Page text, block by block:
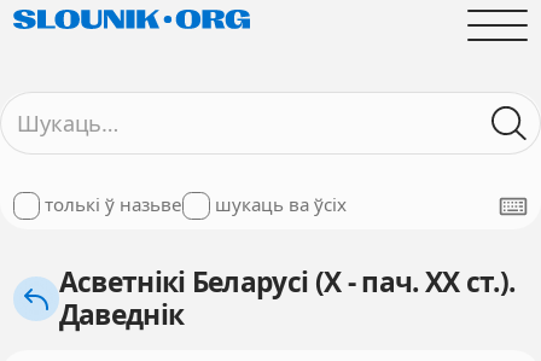
толькі ў назьве шукаць ва ўсіх
Асветнікі Беларусі (X - пач. XX ст.).
Даведнік